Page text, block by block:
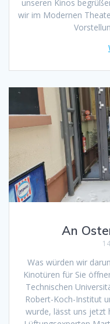
unseren Kinos
wir im Modernen
An
Was würden wir
Kinotüren für Sie
Technischen
Robert-Koch-Institut
wurde, lässt uns jetzt